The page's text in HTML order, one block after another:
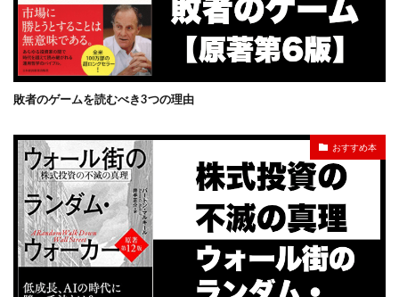
敗者のゲームを読むべき3つの理由
おすすめ本